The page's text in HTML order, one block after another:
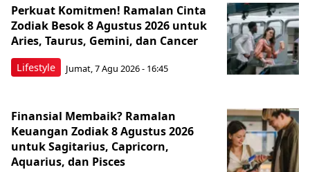
Lifestyle
Perkuat Komitmen! Ramalan Cinta
Zodiak Besok 8 Agustus 2026 untuk
Aries, Taurus, Gemini, dan Cancer
Jumat, 7 Agu 2026 - 16:45
Finansial Membaik? Ramalan
Keuangan Zodiak 8 Agustus 2026
untuk Sagitarius, Capricorn,
Aquarius, dan Pisces